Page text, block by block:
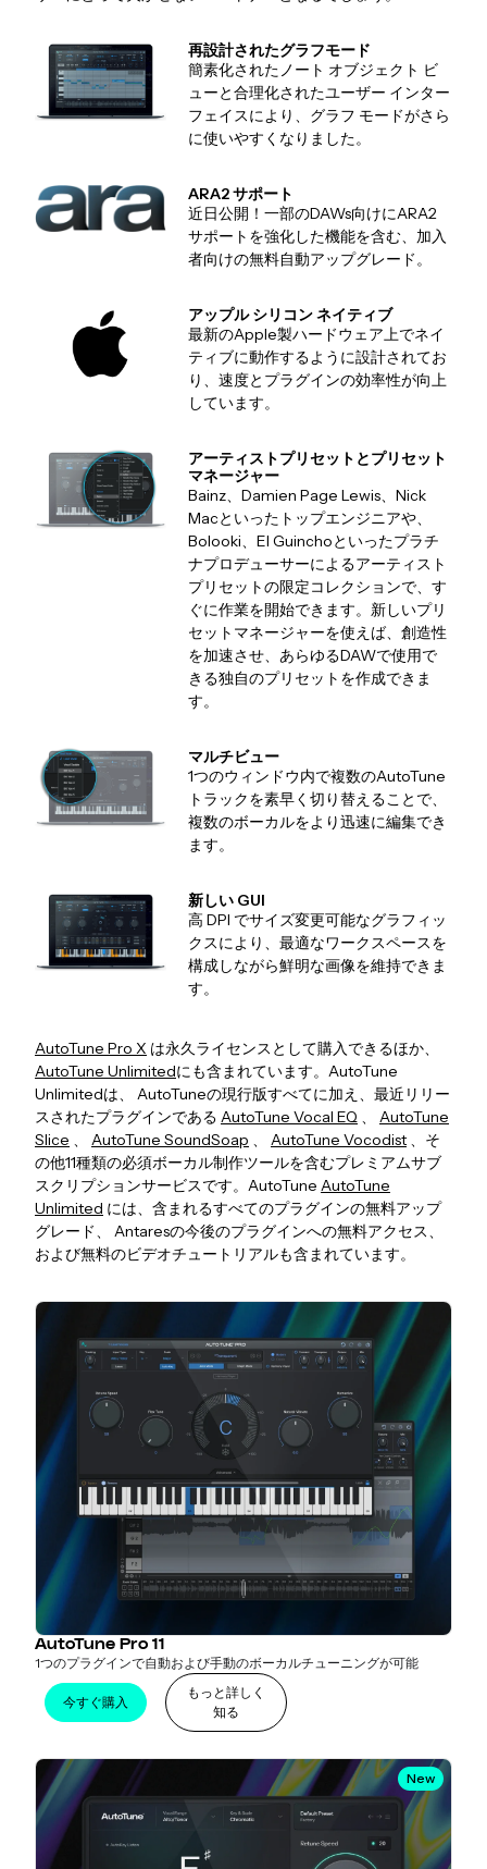
再設計されたグラフモード
簡素化されたノート オブジェクト ビ
ューと合理化されたユーザー インター
フェイスにより、グラフ モードがさら
に使いやすくなりました。
ARA2 サポート
近日公開！一部のDAWs向けにARA2
サポートを強化した機能を含む、加入
者向けの無料自動アップグレード。
アップル シリコン ネイティブ
最新のApple製ハードウェア上でネイ
ティブに動作するように設計されてお
り、速度とプラグインの効率性が向上
しています。
アーティストプリセットとプリセット
マネージャー
Bainz、Damien Page Lewis、Nick
Macといったトップエンジニアや、
Bolooki、El Guinchoといったプラチ
ナプロデューサーによるアーティスト
プリセットの限定コレクションで、す
ぐに作業を開始できます。新しいプリ
セットマネージャーを使えば、創造性
を加速させ、あらゆるDAWで使用で
きる独自のプリセットを作成できま
す。
マルチビュー
1つのウィンドウ内で複数のAutoTune
トラックを素早く切り替えることで、
複数のボーカルをより迅速に編集でき
ます。
新しい GUI
高 DPI でサイズ変更可能なグラフィッ
クスにより、最適なワークスペースを
構成しながら鮮明な画像を維持できま
す。
AutoTune Pro X は永久ライセンスとして購入できるほか、
AutoTune Unlimitedにも含まれています。AutoTune
Unlimitedは、 AutoTuneの現行版すべてに加え、最近リリー
スされたプラグインである AutoTune Vocal EQ 、 AutoTune
Slice 、 AutoTune SoundSoap 、 AutoTune Vocodist、そ
の他11種類の必須ボーカル制作ツールを含むプレミアムサブ
スクリプションサービスです。AutoTune AutoTune
Unlimited には、含まれるすべてのプラグインの無料アップ
グレード、 Antaresの今後のプラグインへの無料アクセス、
および無料のビデオチュートリアルも含まれています。
AutoTune Pro 11
1つのプラグインで自動および手動のボーカルチューニングが可能
今すぐ購入
もっと詳しく
知る
New